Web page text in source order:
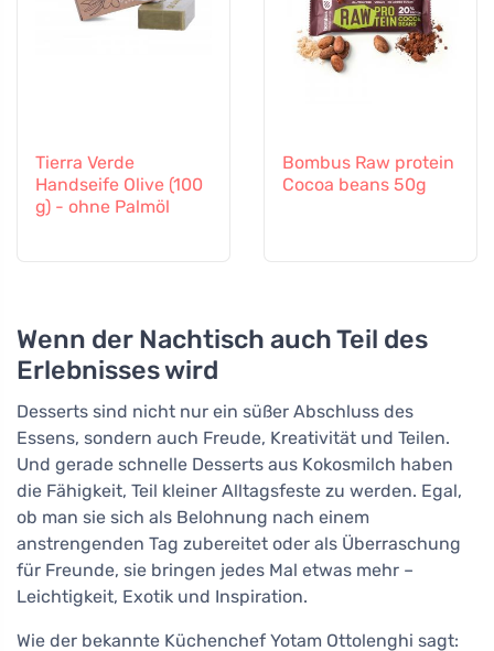
Tierra Verde
Handseife Olive (100
g) - ohne Palmöl
Bombus Raw protein
Cocoa beans 50g
Wenn der Nachtisch auch Teil des
Erlebnisses wird
Desserts sind nicht nur ein süßer Abschluss des
Essens, sondern auch Freude, Kreativität und Teilen.
Und gerade schnelle Desserts aus Kokosmilch haben
die Fähigkeit, Teil kleiner Alltagsfeste zu werden. Egal,
ob man sie sich als Belohnung nach einem
anstrengenden Tag zubereitet oder als Überraschung
für Freunde, sie bringen jedes Mal etwas mehr –
Leichtigkeit, Exotik und Inspiration.
Wie der bekannte Küchenchef Yotam Ottolenghi sagt: